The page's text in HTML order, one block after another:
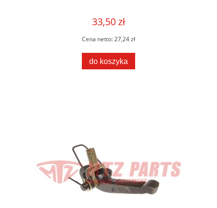
33,50 zł
Cena netto:27,24 zł
do koszyka